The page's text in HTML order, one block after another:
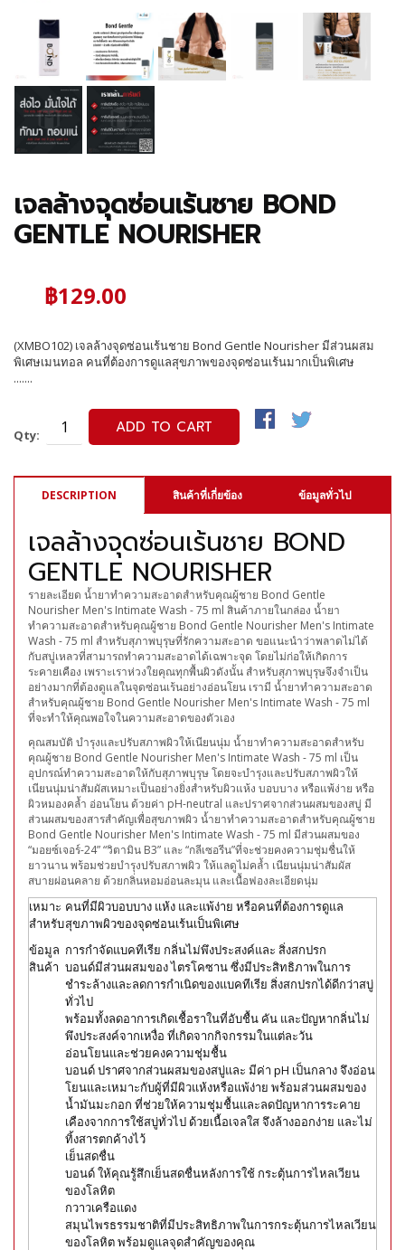
เจลล้างจุดซ่อนเร้นชาย BOND
GENTLE NOURISHER
฿129.00
(XMBO102) เจลล้างจุดซ่อนเร้นชาย Bond Gentle Nourisher มีส่วนผสม
พิเศษเมนทอล คนที่ต้องการดูแลสุขภาพของจุดซ่อนเร้นมากเป็นพิเศษ
.......
Qty: ADD TO CART
DESCRIPTION สินค้าที่เกี่ยข้อง ข้อมูลทั่วไป
เจลล้างจุดซ่อนเร้นชาย BOND
GENTLE NOURISHER
รายละเอียด น้ำยาทำความสะอาดสำหรับคุณผู้ชาย Bond Gentle
Nourisher Men's Intimate Wash - 75 ml สินค้าภายในกล่อง น้ำยา
ทำความสะอาดสำหรับคุณผู้ชาย Bond Gentle Nourisher Men's Intimate
Wash - 75 ml สำหรับสุภาพบุรุษที่รักความสะอาด ขอแนะนำว่าพลาดไม่ได้
กับสบู่เหลวที่สามารถทำความสะอาดได้เฉพาะจุด โดยไม่ก่อให้เกิดการ
ระคายเคือง เพราะเราห่วงใยคุณทุกพื้นผิวดังนั้น สำหรับสุภาพบุรุษจึงจำเป็น
อย่างมากที่ต้องดูแลในจุดซ่อนเร้นอย่างอ่อนโยน เรามี น้ำยาทำความสะอาด
สำหรับคุณผู้ชาย Bond Gentle Nourisher Men's Intimate Wash - 75 ml
ที่จะทำให้คุณพอใจในความสะอาดของตัวเอง
คุณสมบัติ บำรุงและปรับสภาพผิวให้เนียนนุ่ม น้ำยาทำความสะอาดสำหรับ
คุณผู้ชาย Bond Gentle Nourisher Men's Intimate Wash - 75 ml เป็น
อุปกรณ์ทำความสะอาดให้กับสุภาพบุรุษ โดยจะบำรุงและปรับสภาพผิวให้
เนียนนุ่มน่าสัมผัสเหมาะเป็นอย่างยิ่งสำหรับผิวแห้ง บอบบาง หรือแพ้ง่าย หรือ
ผิวหมองคล้ำ อ่อนโยน ด้วยค่า pH-neutral และปราศจากส่วนผสมของสบู่ มี
ส่วนผสมของสารสำคัญเพื่อสุขภาพผิว น้ำยาทำความสะอาดสำหรับคุณผู้ชาย
Bond Gentle Nourisher Men's Intimate Wash - 75 ml มีส่วนผสมของ
“มอยซ์เจอร์-24” “วิตามิน B3” และ “กลีเซอรีน”ที่จะช่วยคงความชุ่มชื่นให้
ยาวนาน พร้อมช่วยบำรุงปรับสภาพผิว ให้แลดูไม่คล้ำ เนียนนุ่มน่าสัมผัส
สบายผ่อนคลาย ด้วยกลิ่นหอมอ่อนละมุน และเนื้อฟองละเอียดนุ่ม
เหมาะ
สำหรับ
คนที่มีผิวบอบบาง แห้ง และแพ้ง่าย หรือคนที่ต้องการดูแล
สุขภาพผิวของจุดซ่อนเร้นเป็นพิเศษ
ข้อมูล
สินค้า
การกำจัดแบคทีเรีย กลิ่นไม่พึงประสงค์และ สิ่งสกปรก
บอนด์มีส่วนผสมของ ไตรโคซาน ซึ่งมีประสิทธิภาพในการ
ชำระล้างและลดการกำเนิดของแบคทีเรีย สิ่งสกปรกได้ดีกว่าสบู่
ทั่วไป
พร้อมทั้งลดอาการเกิดเชื้อราในที่อับชื้น คัน และปัญหากลิ่นไม่
พึงประสงค์จากเหงื่อ ที่เกิดจากกิจกรรมในแต่ละวัน
อ่อนโยนและช่วยคงความชุ่มชื้น
บอนด์ ปราศจากส่วนผสมของสบู่และ มีค่า pH เป็นกลาง จึงอ่อน
โยนและเหมาะกับผู้ที่มีผิวแห้งหรือแพ้ง่าย พร้อมส่วนผสมของ
น้ำมันมะกอก ที่ช่วยให้ความชุ่มชื้นและลดปัญหาการระคาย
เคืองจากการใช้สบู่ทั่วไป ด้วยเนื้อเจลใส จึงล้างออกง่าย และไม่
ทิ้งสารตกค้างไว้
เย็นสดชื่น
บอนด์ ให้คุณรู้สึกเย็นสดชื่นหลังการใช้ กระตุ้นการไหลเวียน
ของโลหิต
กวาวเครือแดง
สมุนไพรธรรมชาติที่มีประสิทธิภาพในการกระตุ้นการไหลเวียน
ของโลหิต พร้อมดูแลจุดสำคัญของคุณ